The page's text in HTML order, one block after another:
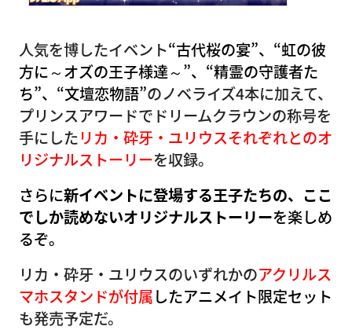
人気を博したイベント“古代桜の宴”、“虹の彼
方に～オズの王子様達～”、“精霊の守護者た
ち”、“文壇恋物語”のノベライズ4本に加えて、
プリンスアワードでドリームクラウンの称号を
手にしたリカ・砕牙・ユリウスそれぞれとのオ
リジナルストーリーを収録。
さらに新イベントに登場する王子たちの、ここ
でしか読めないオリジナルストーリーを楽しめ
るぞ。
リカ・砕牙・ユリウスのいずれかのアクリルス
マホスタンドが付属したアニメイト限定セット
も発売予定だ。